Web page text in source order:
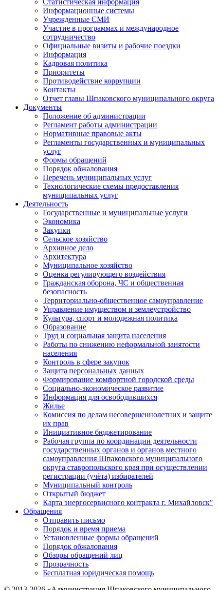
Статистическая информация
Информационные системы
Учрежденные СМИ
Участие в программах и международное
сотрудничество
Официальные визиты и рабочие поездки
Информация
Кадровая политика
Приоритеты
Противодействие коррупции
Контакты
Отчет главы Шпаковского муниципального округа
Документы
Положение об администрации
Регламент работы администрации
Нормативные правовые акты
Регламенты государственных и муниципальных
услуг
Формы обращений
Порядок обжалования
Перечень муниципальных услуг
Технологические схемы предоставления
муниципальных услуг
Деятельность
Государственные и муниципальные услуги
Экономика
Закупки
Сельское хозяйство
Архивное дело
Архитектура
Муниципальное хозяйство
Оценка регулирующего воздействия
Гражданская оборона, ЧС и общественная
безопасность
Территориально-общественное самоуправление
Управление имуществом и землеустройство
Культура, спорт и молодежная политика
Образование
Труд и социальная защита населения
Работы по снижению неформальной занятости
населения
Контроль в сфере закупок
Защита персональных данных
Формирование комфортной городской среды
Социально-экономическое развитие
Информация для освободившихся
Жилье
Комиссия по делам несовершеннолетних и защите
их прав
Инициативное бюджетирование
Рабочая группа по координации деятельности
государственных органов и органов местного
самоуправления Шпаковского муниципального
округа ставропольского края при осуществлении
регистрации (учёта) избирателей
Муниципальный контроль
Открытый бюджет
Карта энергосервисного контракта г. Михайловск"
Обращения
Отправить письмо
Порядок и время приема
Установленные формы обращений
Порядок обжалования
Обзоры обращений лиц
Прозрачность
Бесплатная юридическая помощь